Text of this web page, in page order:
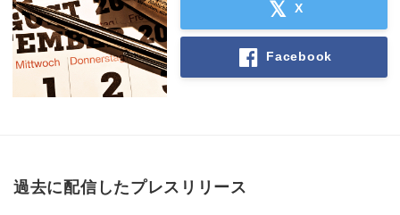
X
Facebook
過去に配信したプレスリリース